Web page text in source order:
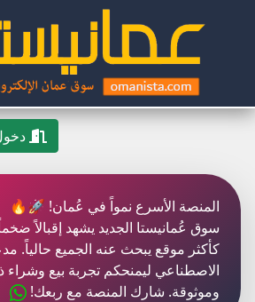
المنصة الأسرع نمواً في عُمان! 🚀🔥
سوق عُمانيستا الجديد يشهد إقبالاً
كأكثر موقع يبحث عنه الجميع حالياً.
الاصطناعي ليمنحكم تجربة بيع وشراء
وموثوقة. شارك المنصة مع ربعك!